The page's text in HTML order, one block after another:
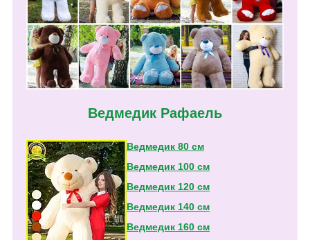
Ведмедик Рафаель
Ведмедик 80 см
Ведмедик 100 см
Ведмедик 120 см
Ведмедик 140 см
Ведмедик 160 см